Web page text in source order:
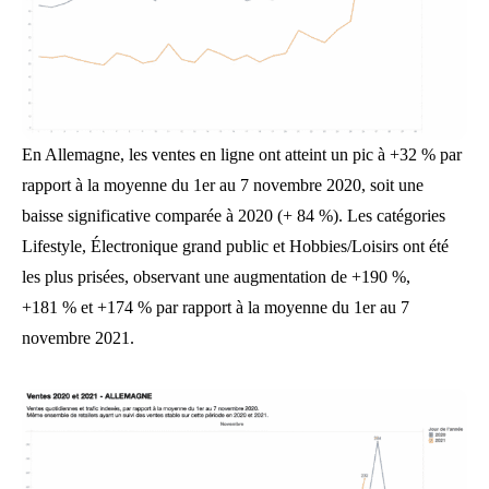
En Allemagne, les ventes en ligne ont atteint un pic à +32 % par
rapport à la moyenne du 1er au 7 novembre 2020, soit une
baisse significative comparée à 2020 (+ 84 %). Les catégories
Lifestyle, Électronique grand public et Hobbies/Loisirs ont été
les plus prisées, observant une augmentation de +190 %,
+181 % et +174 % par rapport à la moyenne du 1er au 7
novembre 2021.